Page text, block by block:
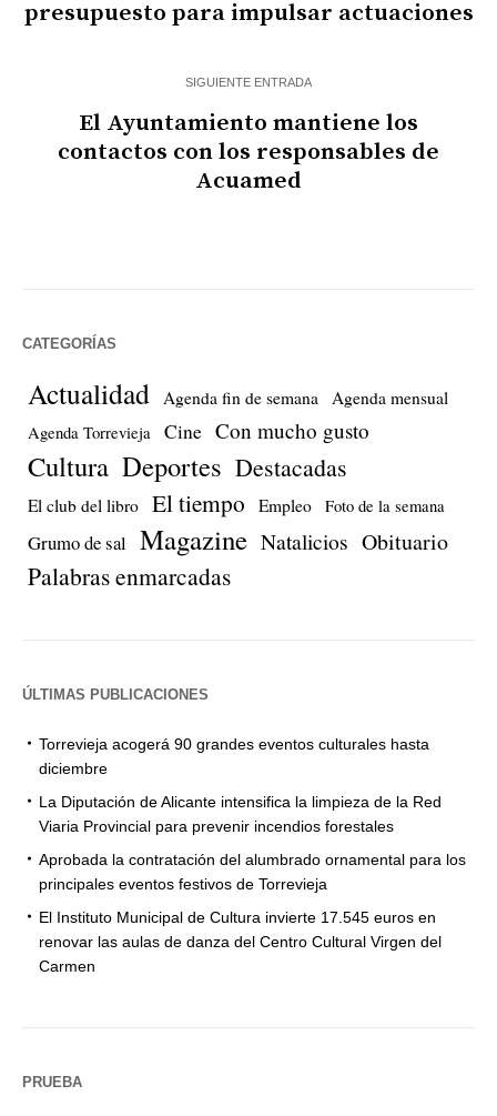
presupuesto para impulsar actuaciones
SIGUIENTE ENTRADA
El Ayuntamiento mantiene los
contactos con los responsables de
Acuamed
CATEGORÍAS
Actualidad Agenda fin de semana Agenda mensual
Agenda Torrevieja Cine Con mucho gusto
Cultura Deportes Destacadas
El club del libro El tiempo Empleo Foto de la semana
Grumo de sal Magazine Natalicios Obituario
Palabras enmarcadas
ÚLTIMAS PUBLICACIONES
Torrevieja acogerá 90 grandes eventos culturales hasta
diciembre
La Diputación de Alicante intensifica la limpieza de la Red
Viaria Provincial para prevenir incendios forestales
Aprobada la contratación del alumbrado ornamental para los
principales eventos festivos de Torrevieja
El Instituto Municipal de Cultura invierte 17.545 euros en
renovar las aulas de danza del Centro Cultural Virgen del
Carmen
PRUEBA